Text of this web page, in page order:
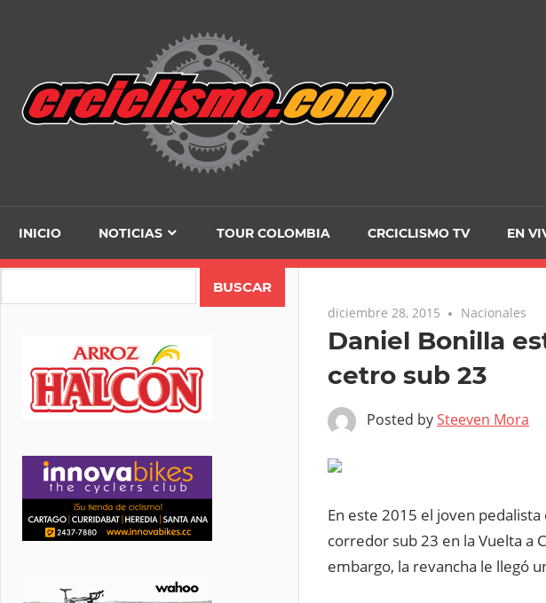
INICIO NOTICIAS TOUR COLOMBIA CRCICLISMO TV EN
diciembre 28, 2015 Nacionales
Daniel Bonilla
cetro sub 23
Posted bySteeven Mora
En este 2015 el joven
corredor sub 23 en la Vuelta a
embargo, la revancha le llegó